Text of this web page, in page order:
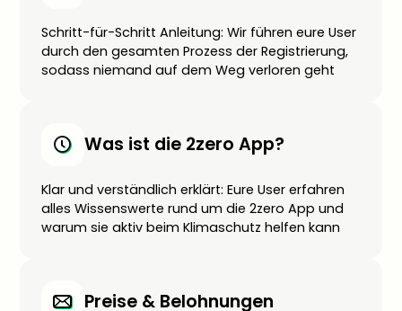
Schritt-für-Schritt Anleitung: Wir führen eure User
durch den gesamten Prozess der Registrierung,
sodass niemand auf dem Weg verloren geht
Was ist die 2zero App?
Klar und verständlich erklärt: Eure User erfahren
alles Wissenswerte rund um die 2zero App und
warum sie aktiv beim Klimaschutz helfen kann
Preise & Belohnungen